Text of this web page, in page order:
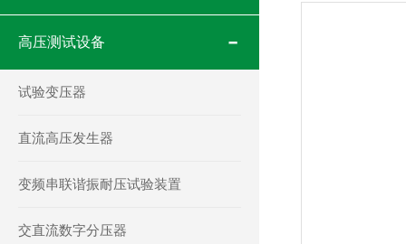
高压测试设备
试验变压器
直流高压发生器
变频串联谐振耐压试验装置
交直流数字分压器